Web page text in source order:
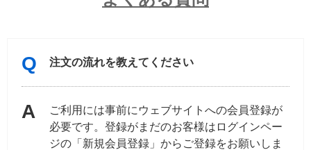
注文の流れを教えてください
ご利用には事前にウェブサイトへの会員登録が
必要です。登録がまだのお客様はログインペー
ジの「新規会員登録」からご登録をお願いしま